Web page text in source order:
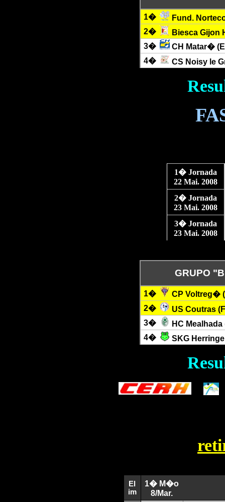
1�
Fund.
2�
Biesca Gijon
3�
CH Matar�
4�
CS Noisy le
1� Jornada
22 Mai. 2008
2� Jornada
23 Mai. 2008
3� Jornada
23 Mai. 2008
GRUPO
1�
CP Voltreg�
2�
US Coutras
3�
HC Mealhada
4�
SKG
El
im
1� M�o
8/Mar.